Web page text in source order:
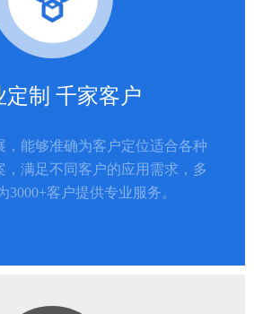
定制 千家客户
，能够准确为客户定位适合各种
，满足不同客户的应用需求，多
3000+客户提供专业服务。